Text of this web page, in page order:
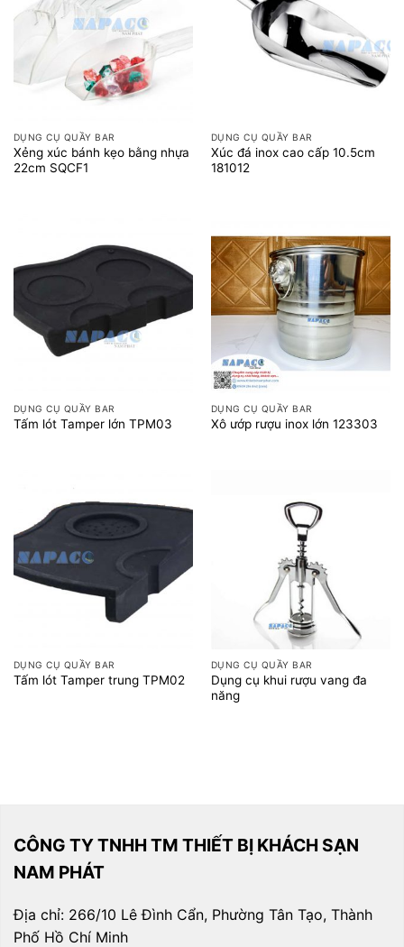
DỤNG CỤ QUẦY BAR
Xẻng xúc bánh kẹo bằng nhựa
22cm SQCF1
DỤNG CỤ QUẦY BAR
Xúc đá inox cao cấp 10.5cm
181012
DỤNG CỤ QUẦY BAR
Tấm lót Tamper lớn TPM03
DỤNG CỤ QUẦY BAR
Xô ướp rượu inox lớn 123303
DỤNG CỤ QUẦY BAR
Tấm lót Tamper trung TPM02
DỤNG CỤ QUẦY BAR
Dụng cụ khui rượu vang đa
năng
CÔNG TY TNHH TM THIẾT BỊ KHÁCH SẠN
NAM PHÁT
Địa chỉ: 266/10 Lê Đình Cẩn, Phường Tân Tạo, Thành
Phố Hồ Chí Minh